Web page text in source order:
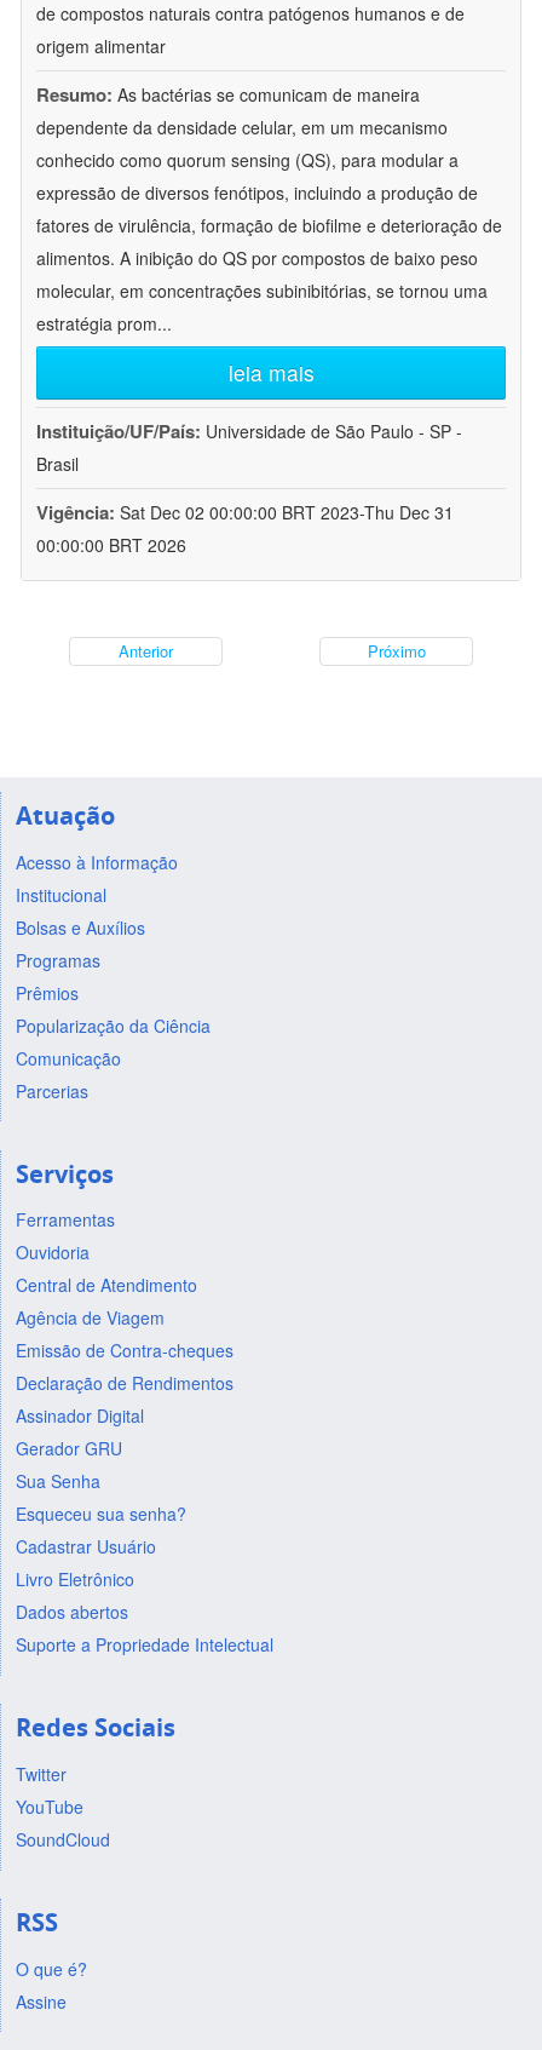
de compostos naturais contra patógenos humanos e de
origem alimentar
Resumo: As bactérias se comunicam de maneira
dependente da densidade celular, em um mecanismo
conhecido como quorum sensing (QS), para modular a
expressão de diversos fenótipos, incluindo a produção de
fatores de virulência, formação de biofilme e deterioração de
alimentos. A inibição do QS por compostos de baixo peso
molecular, em concentrações subinibitórias, se tornou uma
estratégia prom...
leia mais
Instituição/UF/País: Universidade de São Paulo - SP -
Brasil
Vigência: Sat Dec 02 00:00:00 BRT 2023-Thu Dec 31
00:00:00 BRT 2026
Anterior Próximo
Atuação
Acesso à Informação
Institucional
Bolsas e Auxílios
Programas
Prêmios
Popularização da Ciência
Comunicação
Parcerias
Serviços
Ferramentas
Ouvidoria
Central de Atendimento
Agência de Viagem
Emissão de Contra-cheques
Declaração de Rendimentos
Assinador Digital
Gerador GRU
Sua Senha
Esqueceu sua senha?
Cadastrar Usuário
Livro Eletrônico
Dados abertos
Suporte a Propriedade Intelectual
Redes Sociais
Twitter
YouTube
SoundCloud
RSS
O que é?
Assine